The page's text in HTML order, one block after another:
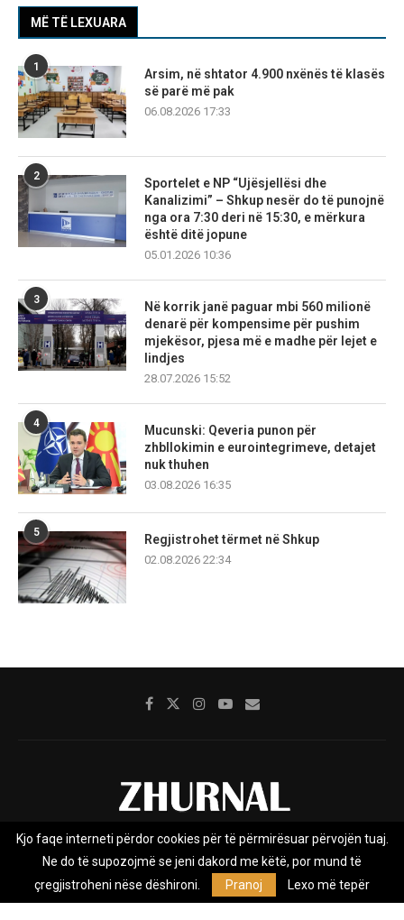
MË TË LEXUARA
1
Arsim, në shtator 4.900 nxënës të klasës
së parë më pak
06.08.2026 17:33
2
Sportelet e NP “Ujësjellësi dhe
Kanalizimi” – Shkup nesër do të punojnë
nga ora 7:30 deri në 15:30, e mërkura
është ditë jopune
05.01.2026 10:36
3
Në korrik janë paguar mbi 560 milionë
denarë për kompensime për pushim
mjekësor, pjesa më e madhe për lejet e
lindjes
28.07.2026 15:52
4
Mucunski: Qeveria punon për
zhbllokimin e eurointegrimeve, detajet
nuk thuhen
03.08.2026 16:35
5
Regjistrohet tërmet në Shkup
02.08.2026 22:34
Rreth nesh Impresumi Marketing
Privacy Policy
Zhurnal.mk është Agjenci e Lajmeve e pavarur, e themeluar në vitin
Kjo faqe interneti përdor cookies për të përmirësuar përvojën tuaj.
Ne do të supozojmë se jeni dakord me këtë, por mund të
çregjistroheni nëse dëshironi.
Pranoj Lexo më tepër